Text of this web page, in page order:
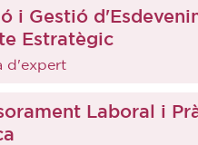
i Gestió
Estratègic
d'expert
Laboral i